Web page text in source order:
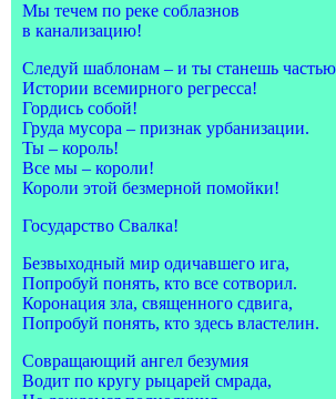
Мы течем по реке соблазнов
в канализацию!
Следуй шаблонам – и ты станешь
Истории всемирного регресса!
Гордись собой!
Груда мусора – признак урбанизации.
Ты – король!
Все мы – короли!
Короли этой безмерной помойки!
Государство Свалка!
Безвыходный мир одичавшего ига,
Попробуй понять, кто все сотворил.
Коронация зла, священного сдвига,
Попробуй понять, кто здесь властелин.
Совращающий ангел безумия
Водит по кругу рыцарей смрада,